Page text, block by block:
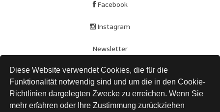
Diese Website verwendet Cookies, die für die
Funktionalität notwendig sind und um die in den Cookie-
Richtlinien dargelegten Zwecke zu erreichen. Wenn Sie
mehr erfahren oder Ihre Zustimmung zurückziehen
Facebook
Instagram
Newsletter
AGB
Impressum